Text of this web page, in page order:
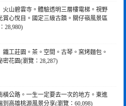
火山碧雲寺。體驗透明三層樓電梯。視野
賞心悅目。國定三級古蹟。關仔嶺風景區
28,980)
鐵工莊園。茶。空間。古琴。窯烤麵包。
密花園(瀏覽：28,287)
橫公路。一生一定要去一次的地方。東進
到高雄桃源風景分享(瀏覽：60,098)